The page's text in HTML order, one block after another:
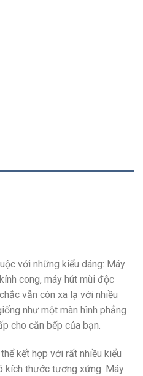
với những kiểu dáng: Máy
cong, máy hút mùi độc
vẫn còn xa lạ với nhiều
như một màn hình phẳng
cho căn bếp của bạn.
kết hợp với rất nhiều kiểu
kích thước tương xứng. Máy